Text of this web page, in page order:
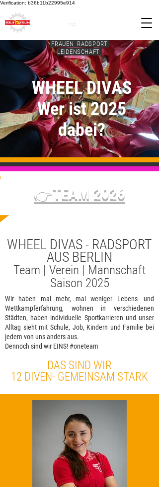
Verification: b36b11b22995e914
FRAUEN RADSPORT
LEIDENSCHAFT
WHEEL DIVAS
Wer ist 2025
dabei?
👉TEAM 2026
WHEEL DIVAS - RADSPORT
AUS BERLIN
Team | Verein | Mannschaft
Saison 2025
Wir haben mal mehr, mal weniger Lebens- und
Wettkampferfahrung, wohnen in verschiedenen
Städten, haben individuelle Sportkarrieren und unser
Alltag sieht mit Schule, Job, Kindern und Familie bei
jedem von uns anders aus.
Dennoch sind wir EINS! #oneteam
DAS SIND WIR
12 DIVEN- GEMEINSAM STARK